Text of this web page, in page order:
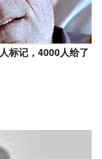
标记，4000人给了